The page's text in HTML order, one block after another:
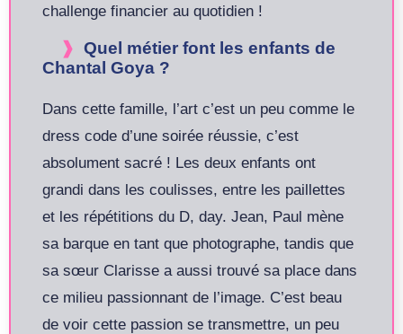
challenge financier au quotidien !
Quel métier font les enfants de
Chantal Goya ?
Dans cette famille, l’art c’est un peu comme le
dress code d’une soirée réussie, c’est
absolument sacré ! Les deux enfants ont
grandi dans les coulisses, entre les paillettes
et les répétitions du D, day. Jean, Paul mène
sa barque en tant que photographe, tandis que
sa sœur Clarisse a aussi trouvé sa place dans
ce milieu passionnant de l’image. C’est beau
de voir cette passion se transmettre, un peu